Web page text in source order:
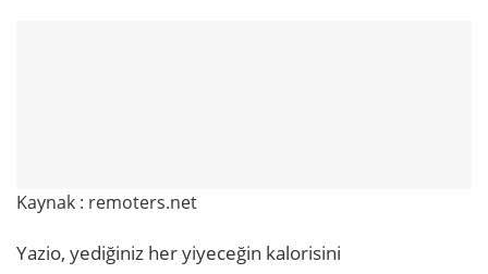
Kaynak : remoters.net
Yazio, yediğiniz her yiyeceğin kalorisini